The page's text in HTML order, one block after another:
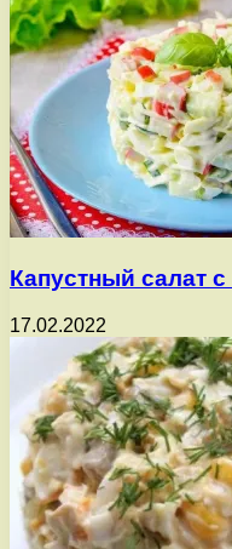
Капустный салат
17.02.2022